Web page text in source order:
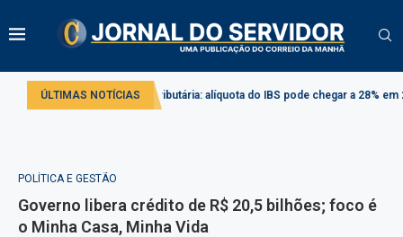
ÚLTIMAS NOTÍCIAS
Reforma tributária: alíquota do IBS pode chegar a 28% em 2033
POLÍTICA E GESTÃO
Governo libera crédito de R$ 20,5 bilhões; foco é
o Minha Casa, Minha Vida